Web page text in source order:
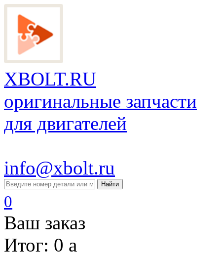
XBOLT.RU
оригинальные запчасти
для двигателей
info@xbolt.ru
Найти
0
Ваш заказ
Итог: 0 a